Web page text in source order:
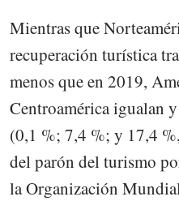
Mientras que
recuperación turística
menos que en 2019,
Centroamérica igualan
(0,1 %; 7,4 %; y 17,4
del parón del turismo
la Organización